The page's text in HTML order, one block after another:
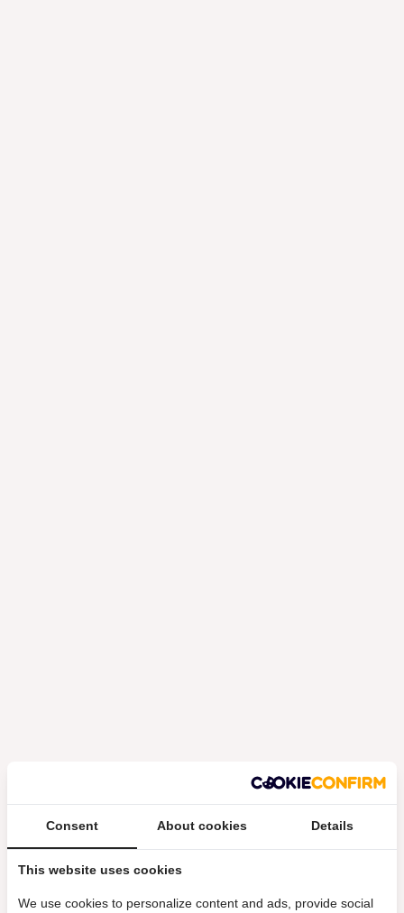
Consent About cookies Details
This website uses cookies
We use cookies to personalize content and ads, provide social